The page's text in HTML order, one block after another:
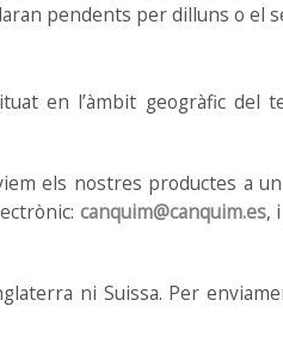
pendents per dilluns o el
en l’àmbit geogràfic
els nostres productes a
canquim@canquim.es,
ni Suissa. Per